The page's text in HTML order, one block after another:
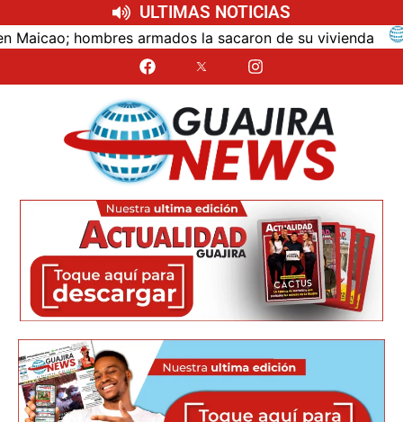
ULTIMAS NOTICIAS
hombres armados la sacaron de su vivienda